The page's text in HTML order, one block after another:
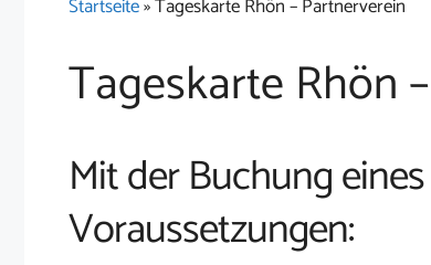
Startseite»Tageskarte Rhön – Partnerverein
Tageskarte Rhön
Mit der Buchung
Voraussetzungen: